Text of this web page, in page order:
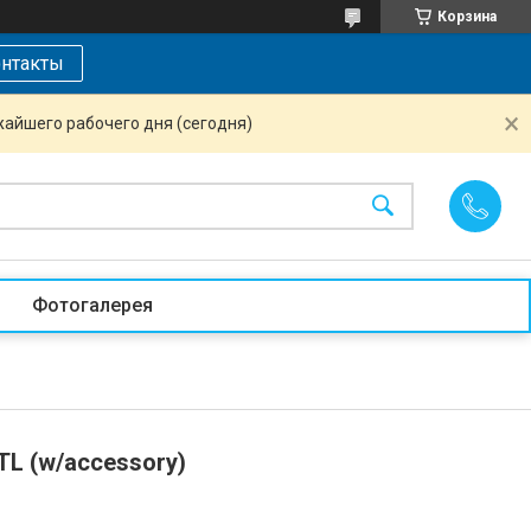
Корзина
рабочего дня (сегодня)
Фотогалерея
(w/accessory)